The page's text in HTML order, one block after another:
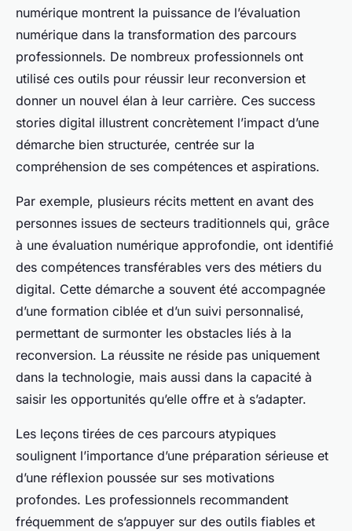
numérique montrent la puissance de l’évaluation
numérique dans la transformation des parcours
professionnels. De nombreux professionnels ont
utilisé ces outils pour réussir leur reconversion et
donner un nouvel élan à leur carrière. Ces success
stories digital illustrent concrètement l’impact d’une
démarche bien structurée, centrée sur la
compréhension de ses compétences et aspirations.
Par exemple, plusieurs récits mettent en avant des
personnes issues de secteurs traditionnels qui, grâce
à une évaluation numérique approfondie, ont identifié
des compétences transférables vers des métiers du
digital. Cette démarche a souvent été accompagnée
d’une formation ciblée et d’un suivi personnalisé,
permettant de surmonter les obstacles liés à la
reconversion. La réussite ne réside pas uniquement
dans la technologie, mais aussi dans la capacité à
saisir les opportunités qu’elle offre et à s’adapter.
Les leçons tirées de ces parcours atypiques
soulignent l’importance d’une préparation sérieuse et
d’une réflexion poussée sur ses motivations
profondes. Les professionnels recommandent
fréquemment de s’appuyer sur des outils fiables et